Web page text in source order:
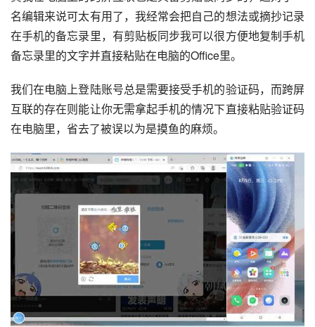
名编辑来说可太有用了，我经常会把自己的想法或摘抄记录
在手机的备忘录里，有剪贴板同步我可以很方便地复制手机
备忘录里的文字并直接粘贴在电脑的Office里。
我们在电脑上登陆账号总是需要接受手机的验证码，而跨屏
互联的存在则能让你无需拿起手机的情况下直接粘贴验证码
在电脑里，省去了被误以为是摸鱼的麻烦。